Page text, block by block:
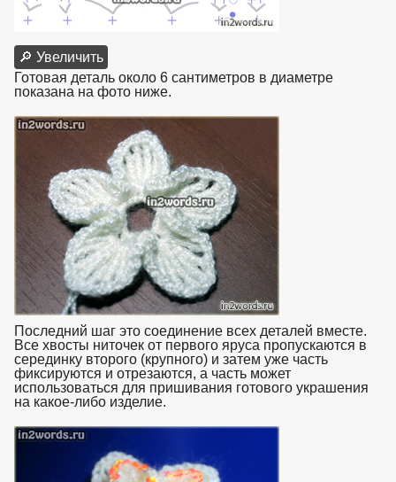
🔎 Увеличить
Готовая деталь около 6 сантиметров в диаметре
показана на фото ниже.
Последний шаг это соединение всех деталей вместе.
Все хвосты ниточек от первого яруса пропускаются в
серединку второго (крупного) и затем уже часть
фиксируются и отрезаются, а часть может
использоваться для пришивания готового украшения
на какое-либо изделие.